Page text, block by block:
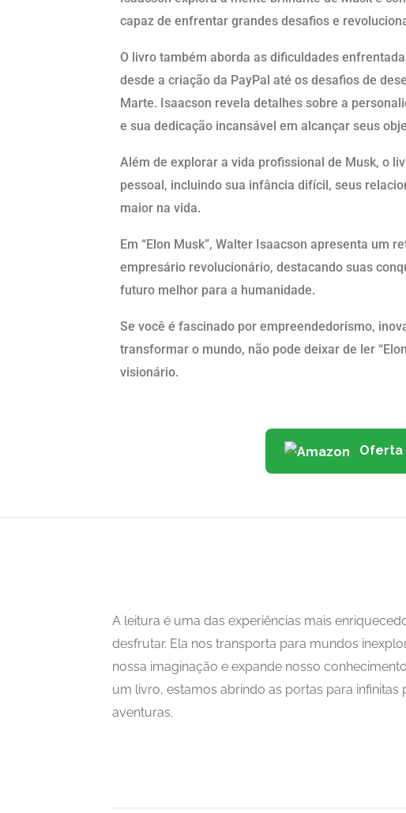
capaz de enfrentar grandes desafios e
O livro também aborda as dificuldades
desde a criação da PayPal até os desafios de
Marte. Isaacson revela detalhes sobre a
e sua dedicação incansável em alcançar seus
Além de explorar a vida profissional de Musk, o
pessoal, incluindo sua infância difícil, seus
maior na vida.
Em “Elon Musk”, Walter Isaacson apresenta um
empresário revolucionário, destacando suas
futuro melhor para a humanidade.
Se você é fascinado por empreendedorismo,
transformar o mundo, não pode deixar de ler
visionário.
Oferta
A leitura é uma das experiências mais
desfrutar. Ela nos transporta para mundos
nossa imaginação e expande nosso
um livro, estamos abrindo as portas para infinitas
aventuras.